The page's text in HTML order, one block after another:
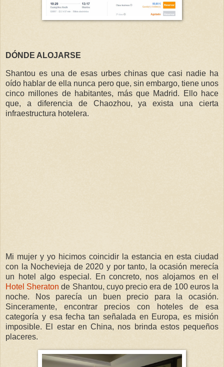
DÓNDE ALOJARSE
Shantou es una de esas urbes chinas que casi nadie ha
oído hablar de ella nunca pero que, sin embargo, tiene unos
cinco millones de habitantes, más que Madrid. Ello hace
que, a diferencia de Chaozhou, ya exista una cierta
infraestructura hotelera.
Mi mujer y yo hicimos coincidir la estancia en esta ciudad
con la Nochevieja de 2020 y por tanto, la ocasión merecía
un hotel algo especial. En concreto, nos alojamos en el
Hotel Sheraton de Shantou, cuyo precio era de 100 euros la
noche. Nos parecía un buen precio para la ocasión.
Sinceramente, encontrar precios con hoteles de esa
categoría y esa fecha tan señalada en Europa, es misión
imposible. El estar en China, nos brinda estos pequeños
placeres.